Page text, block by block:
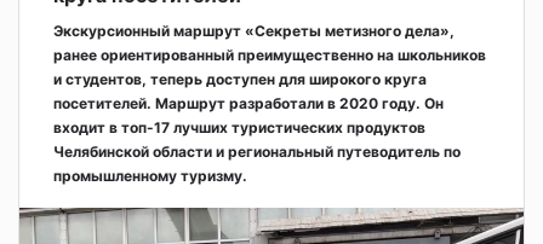
Экскурсионный маршрут «Секреты метизного дела»,
ранее ориентированный преимущественно на школьников
и студентов, теперь доступен для широкого круга
посетителей. Маршрут разработали в 2020 году. Он
входит в топ-17 лучших туристических продуктов
Челябинской области и региональный путеводитель по
промышленному туризму.